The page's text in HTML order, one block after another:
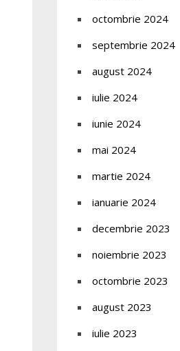
octombrie 2024
septembrie 2024
august 2024
iulie 2024
iunie 2024
mai 2024
martie 2024
ianuarie 2024
decembrie 2023
noiembrie 2023
octombrie 2023
august 2023
iulie 2023